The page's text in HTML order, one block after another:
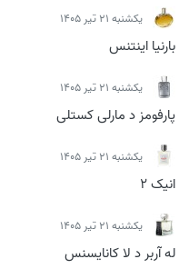
يكشنبه 21 تیر 1405
بارنیا اینتنس
يكشنبه 21 تیر 1405
پارفومز د مارلی کستلی
يكشنبه 21 تیر 1405
انیک 2
يكشنبه 21 تیر 1405
له آربر د لا کانایسنس